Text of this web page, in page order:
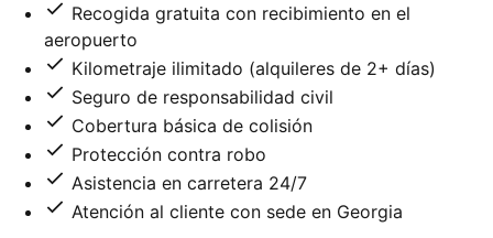
Recogida gratuita con recibimiento en el
aeropuerto
Kilometraje ilimitado (alquileres de 2+ días)
Seguro de responsabilidad civil
Cobertura básica de colisión
Protección contra robo
Asistencia en carretera 24/7
Atención al cliente con sede en Georgia